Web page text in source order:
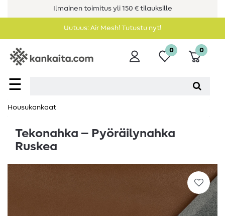
Ilmainen toimitus yli 150 € tilauksille
Uutuus: Air Mesh! Tutustu nyt!
☰
0 0
Housukankaat
Tekonahka – Pyöräilynahka
Ruskea